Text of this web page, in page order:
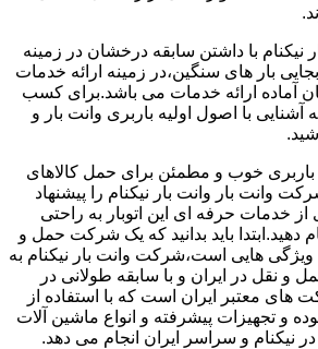
نیکنام با داشتن سابقه درخشان در زمینه
بار های سنگین،در زمینه ارائه خدمات
آماده ارائه خدمات می باشد.برای کسب
آشنایی با اصول اولیه باربری وانت بار و
باربری خوب و مطمئن برای حمل کالاهای
وانت بار وانت بار نیکنام را پیشنهاد
از خدمات حرفه ای این اتوبار به راحتی
دهید.ابتدا باید بدانید که یک شرکت حمل و
هایی است،شرکت وانت بار نیکنام به
و نقل در ایران و با سابقه طولانی در
های معتبر ایران است که با استفاده از
و تجهیزات پیشرفته و انواع ماشین آلات
نیکنام و سراسر ایران انجام می دهد.